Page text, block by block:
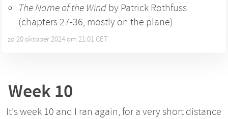
The Name of the Wind by Patrick Rothfuss
(chapters 27-36, mostly on the plane)
zo 20 oktober 2024 om 21:01 CET
Week 10
It's week 10 and I ran again, for a very short distance